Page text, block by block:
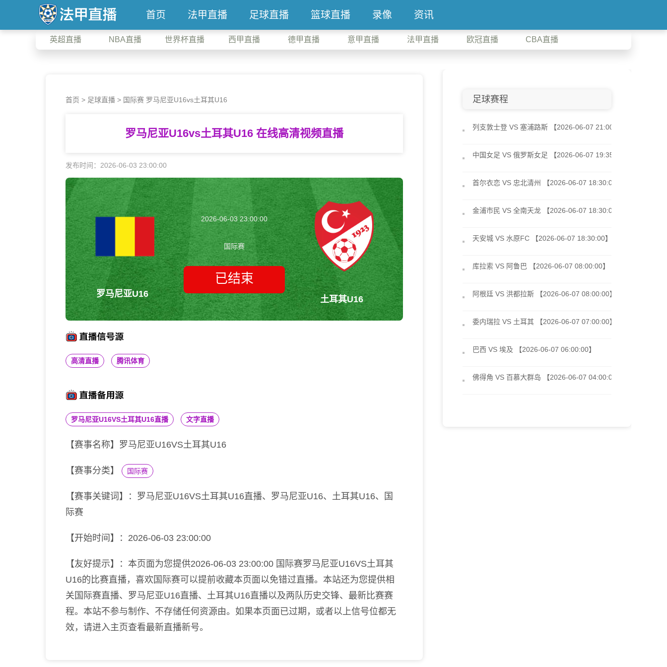
首页 法甲直播 足球直播 篮球直播 录像 资讯
英超直播 NBA直播 世界杯直播 西甲直播 德甲直播 意甲直播 法甲直播 欧冠直播 CBA直播
首页 > 足球直播 > 国际赛 罗马尼亚U16vs土耳其U16
罗马尼亚U16vs土耳其U16 在线高清视频直播
发布时间：2026-06-03 23:00:00
罗马尼亚U16
2026-06-03 23:00:00
国际赛
已结束
土耳其U16
高清直播 腾讯体育
罗马尼亚U16VS土耳其U16直播 文字直播
【赛事名称】罗马尼亚U16VS土耳其U16
【赛事分类】 国际赛
【赛事关键词】：罗马尼亚U16VS土耳其U16直播、罗马尼亚U16、土耳其U16、国
际赛
【开始时间】：2026-06-03 23:00:00
【友好提示】：本页面为您提供2026-06-03 23:00:00 国际赛罗马尼亚U16VS土耳其
U16的比赛直播，喜欢国际赛可以提前收藏本页面以免错过直播。本站还为您提供相
关国际赛直播、罗马尼亚U16直播、土耳其U16直播以及两队历史交锋、最新比赛赛
程。本站不参与制作、不存储任何资源由。如果本页面已过期，或者以上信号位都无
效，请进入主页查看最新直播新号。
足球赛程
列支敦士登 VS 塞浦路斯 【2026-06-07 21:00:00】
中国女足 VS 俄罗斯女足 【2026-06-07 19:35:00】
首尔衣恋 VS 忠北清州 【2026-06-07 18:30:00】
金浦市民 VS 全南天龙 【2026-06-07 18:30:00】
天安城 VS 水原FC 【2026-06-07 18:30:00】
库拉索 VS 阿鲁巴 【2026-06-07 08:00:00】
阿根廷 VS 洪都拉斯 【2026-06-07 08:00:00】
委内瑞拉 VS 土耳其 【2026-06-07 07:00:00】
巴西 VS 埃及 【2026-06-07 06:00:00】
佛得角 VS 百慕大群岛 【2026-06-07 04:00:00】